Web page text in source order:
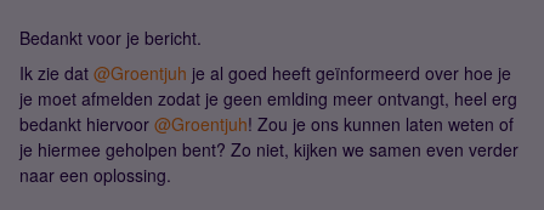
Bedankt voor je bericht.
Ik zie dat ​ @Groentjuh je al goed heeft geïnformeerd over hoe je
je moet afmelden zodat je geen emlding meer ontvangt, heel erg
bedankt hiervoor ​ @Groentjuh! Zou je ons kunnen laten weten of
je hiermee geholpen bent? Zo niet, kijken we samen even verder
naar een oplossing.